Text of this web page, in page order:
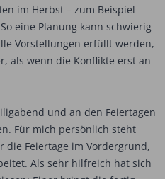
im Herbst – zum Beispiel
eine Planung kann schwierig
Vorstellungen erfüllt werden,
als wenn die Konflikte erst an
und an den Feiertagen
Für mich persönlich steht
die Feiertage im Vordergrund,
Als sehr hilfreich hat sich